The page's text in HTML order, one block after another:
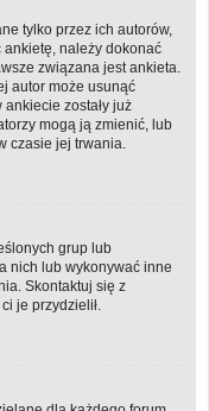
tylko przez ich autorów,
ankietę, należy dokonać
związana jest ankieta.
autor może usunąć
zostały już
mogą ją zmienić, lub
czasie jej trwania.
grup lub
nich lub wykonywać inne
Skontaktuj się z
je przydzielił.